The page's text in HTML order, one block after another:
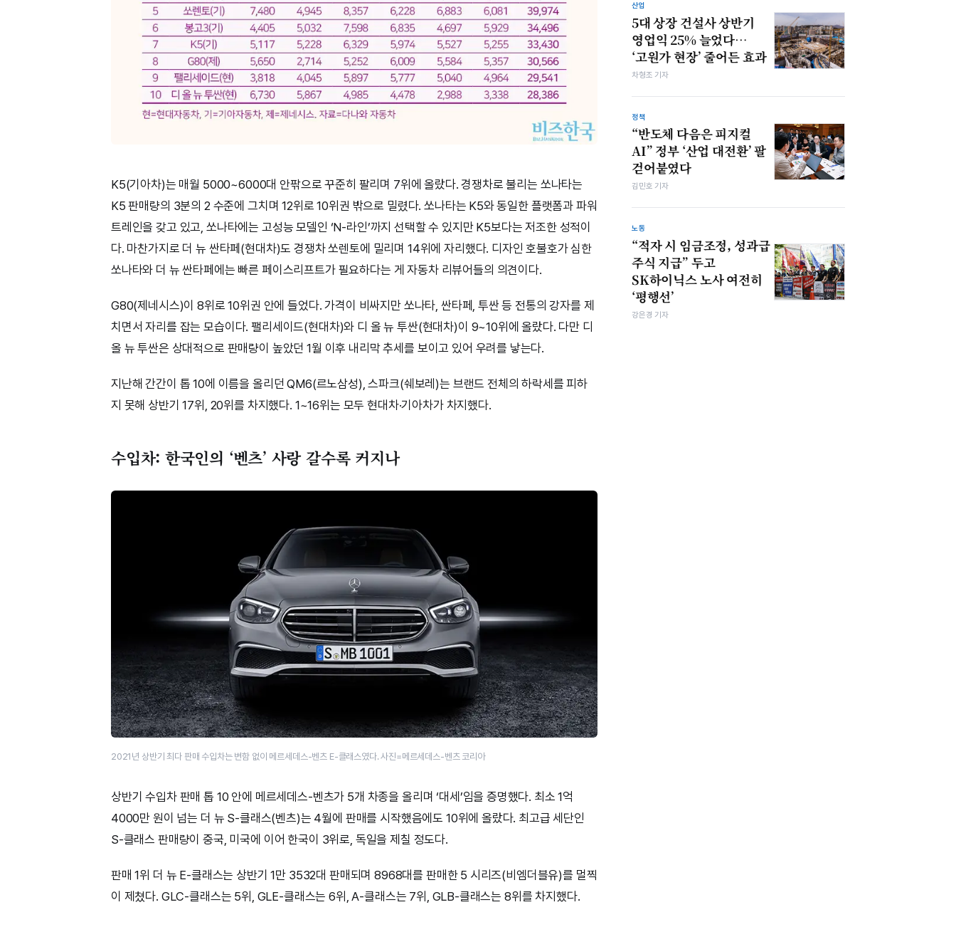
K5(기아차)는 매월 5000~6000대 안팎으로 꾸준히 팔리며 7위에 올랐다. 경쟁차로 불리는 쏘나타는
K5 판매량의 3분의 2 수준에 그치며 12위로 10위권 밖으로 밀렸다. 쏘나타는 K5와 동일한 플랫폼과 파워
트레인을 갖고 있고, 쏘나타에는 고성능 모델인 ‘N-라인’까지 선택할 수 있지만 K5보다는 저조한 성적이
다. 마찬가지로 더 뉴 싼타페(현대차)도 경쟁차 쏘렌토에 밀리며 14위에 자리했다. 디자인 호불호가 심한
쏘나타와 더 뉴 싼타페에는 빠른 페이스리프트가 필요하다는 게 자동차 리뷰어들의 의견이다.
G80(제네시스)이 8위로 10위권 안에 들었다. 가격이 비싸지만 쏘나타, 싼타페, 투싼 등 전통의 강자를 제
치면서 자리를 잡는 모습이다. 팰리세이드(현대차)와 디 올 뉴 투싼(현대차)이 9~10위에 올랐다. 다만 디
올 뉴 투싼은 상대적으로 판매량이 높았던 1월 이후 내리막 추세를 보이고 있어 우려를 낳는다.
지난해 간간이 톱 10에 이름을 올리던 QM6(르노삼성), 스파크(쉐보레)는 브랜드 전체의 하락세를 피하
지 못해 상반기 17위, 20위를 차지했다. 1~16위는 모두 현대차·기아차가 차지했다.
수입차: 한국인의 ‘벤츠’ 사랑 갈수록 커지나
2021년 상반기 최다 판매 수입차는 변함 없이 메르세데스-벤츠 E-클래스였다. 사진=메르세데스-벤츠 코리아
상반기 수입차 판매 톱 10 안에 메르세데스-벤츠가 5개 차종을 올리며 ‘대세’임을 증명했다. 최소 1억
4000만 원이 넘는 더 뉴 S-클래스(벤츠)는 4월에 판매를 시작했음에도 10위에 올랐다. 최고급 세단인
S-클래스 판매량이 중국, 미국에 이어 한국이 3위로, 독일을 제칠 정도다.
판매 1위 더 뉴 E-클래스는 상반기 1만 3532대 판매되며 8968대를 판매한 5 시리즈(비엠더블유)를 멀찍
이 제쳤다. GLC-클래스는 5위, GLE-클래스는 6위, A-클래스는 7위, GLB-클래스는 8위를 차지했다.
산업
5대 상장 건설사 상반기
영업익 25% 늘었다…
‘고원가 현장’ 줄어든 효과
차형조 기자
정책
“반도체 다음은 피지컬
AI” 정부 ‘산업 대전환’ 팔
걷어붙였다
김민호 기자
노동
“적자 시 임금조정, 성과급
주식 지급” 두고
SK하이닉스 노사 여전히
‘평행선’
강은경 기자